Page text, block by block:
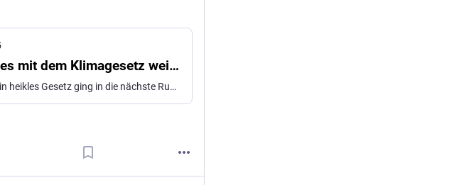
Endlos-Streit: Wie es mit dem Klimagesetz weitergeht
Der jahrelange Streit um ein heikles Gesetz ging in die nächste Runde. Grüne und Klimaschutz-NGOs bemängeln einen neuen Gesetzesentwurf von Türkis-Rot-Pink.